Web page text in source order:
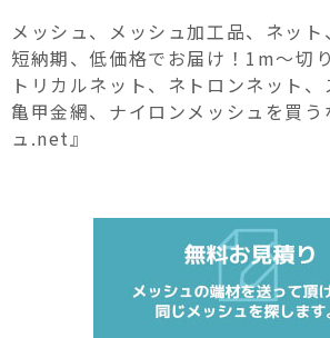
メッシュ、メッシュ加工品、ネッ
短納期、低価格でお届け！1m～切
トリカルネット、ネトロンネット、
亀甲金網、ナイロンメッシュを買う
ュ.net』